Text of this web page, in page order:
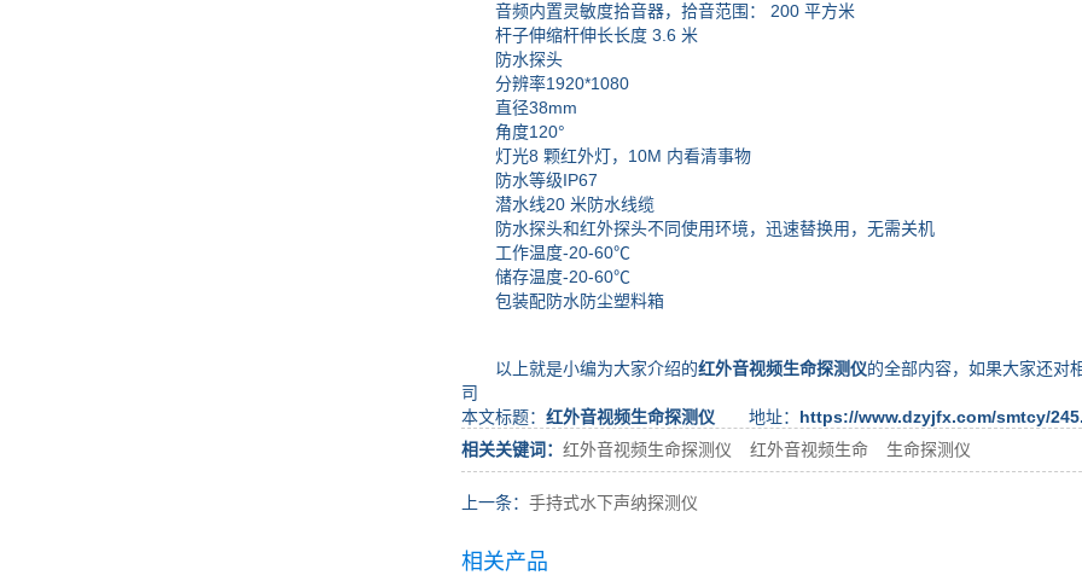
音频内置灵敏度拾音器，拾音范围： 200 平方米
杆子伸缩杆伸长长度 3.6 米
防水探头
分辨率1920*1080
直径38mm
角度120°
灯光8 颗红外灯，10M 内看清事物
防水等级IP67
潜水线20 米防水线缆
防水探头和红外探头不同使用环境，迅速替换用，无需关机
工作温度-20-60℃
储存温度-20-60℃
包装配防水防尘塑料箱
以上就是小编为大家介绍的红外音视频生命探测仪的全部内容，如果大家还对
司
本文标题： 红外音视频生命探测仪 地址： https://www.dzyjfx.com/smtcy/
相关关键词： 红外音视频生命探测仪 红外音视频生命 生命探测仪
上一条： 手持式水下声纳探测仪
相关产品